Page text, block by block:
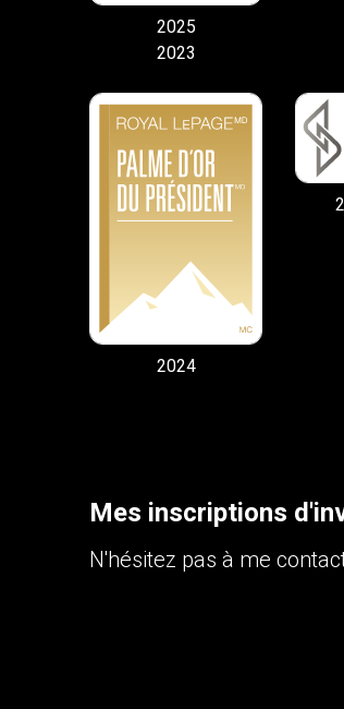
2025
2023
2024
Mes inscriptions
N'hésitez pas à me